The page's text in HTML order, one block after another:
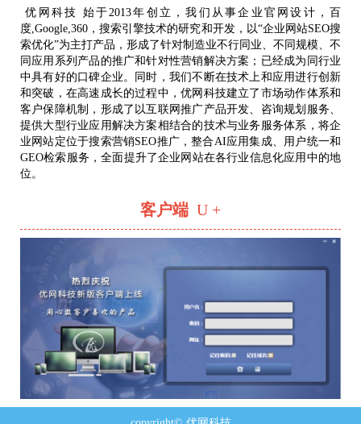
优网科技 始于2013年创立，我们从事企业官网设计，百
度,Google,360，搜索引擎技术的研究和开发，以“企业网站SEO搜
索优化”为主打产品，形成了针对制造业不行同业、不同规模、不
同应用系列产品的推广和针对性营销解决方案；已经成为同行业
中具有好的口碑企业。同时，我们不断在技术上和应用进行创新
和突破，在高速成长的过程中，优网科技建立了市场动作体系和
客户保障机制，形成了以互联网推广产品开发、咨询规划服务、
提供大型行业应用解决方案相结合的技术与业务服务体系，将企
业网站定位于搜索营销SEO推广，整合AI应用集成、用户统一和
GEO检索服务，全面提升了企业网站在各行业信息化应用中的地
位。
客户端 U +